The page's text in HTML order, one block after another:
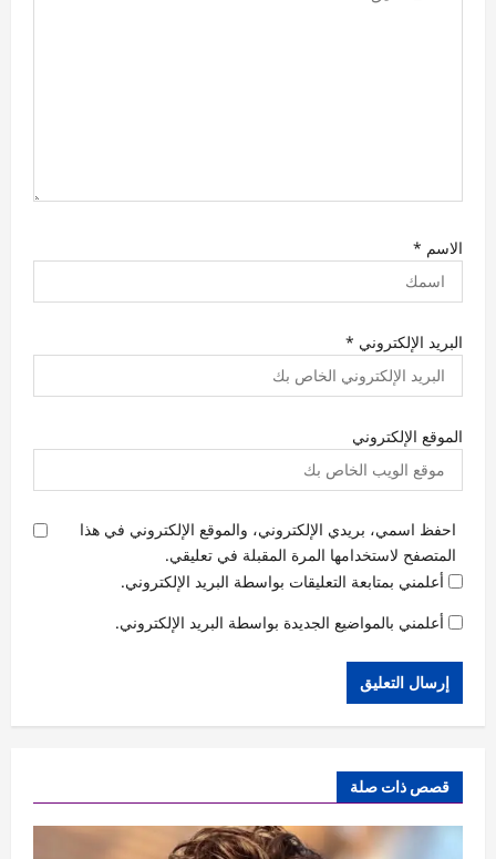
الاسم *
البريد الإلكتروني *
الموقع الإلكتروني
احفظ اسمي، بريدي الإلكتروني، والموقع الإلكتروني في هذا
المتصفح لاستخدامها المرة المقبلة في تعليقي.
أعلمني بمتابعة التعليقات بواسطة البريد الإلكتروني.
أعلمني بالمواضيع الجديدة بواسطة البريد الإلكتروني.
قصص ذات صلة